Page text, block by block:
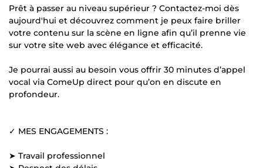
Prêt à passer au niveau supérieur ? Contactez-moi dès
aujourd'hui et découvrez comment je peux faire briller
votre contenu sur la scène en ligne afin qu’il prenne vie
sur votre site web avec élégance et efficacité.
Je pourrai aussi au besoin vous offrir 30 minutes d’appel
vocal via ComeUp direct pour qu’on en discute en
profondeur.
✓ MES ENGAGEMENTS :
➤ Travail professionnel